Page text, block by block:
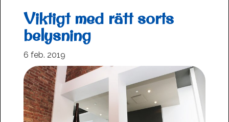
Viktigt med rätt sorts
belysning
6 feb. 2019